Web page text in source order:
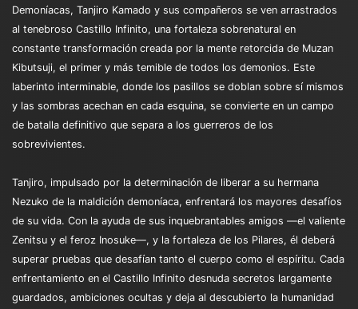
Demoníacas, Tanjiro Kamado y sus compañeros se ven arrastrados
al tenebroso Castillo Infinito, una fortaleza sobrenatural en
constante transformación creada por la mente retorcida de Muzan
Kibutsuji, el primer y más temible de todos los demonios. Este
laberinto interminable, donde los pasillos se doblan sobre sí mismos
y las sombras acechan en cada esquina, se convierte en un campo
de batalla definitivo que separa a los guerreros de los
sobrevivientes.
Tanjiro, impulsado por la determinación de liberar a su hermana
Nezuko de la maldición demoníaca, enfrentará los mayores desafíos
de su vida. Con la ayuda de sus inquebrantables amigos —el valiente
Zenitsu y el feroz Inosuke—, y la fortaleza de los Pilares, él deberá
superar pruebas que desafían tanto el cuerpo como el espíritu. Cada
enfrentamiento en el Castillo Infinito desnuda secretos largamente
guardados, ambiciones ocultas y deja al descubierto la humanidad